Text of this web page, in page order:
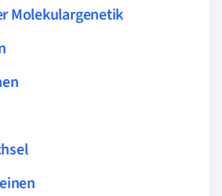
Molekulargenetik